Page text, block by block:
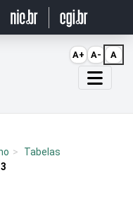
Tabelas
A+ A- A